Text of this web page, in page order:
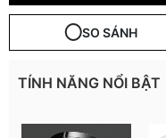
SO SÁNH
TÍNH NĂNG NỔI BẬT